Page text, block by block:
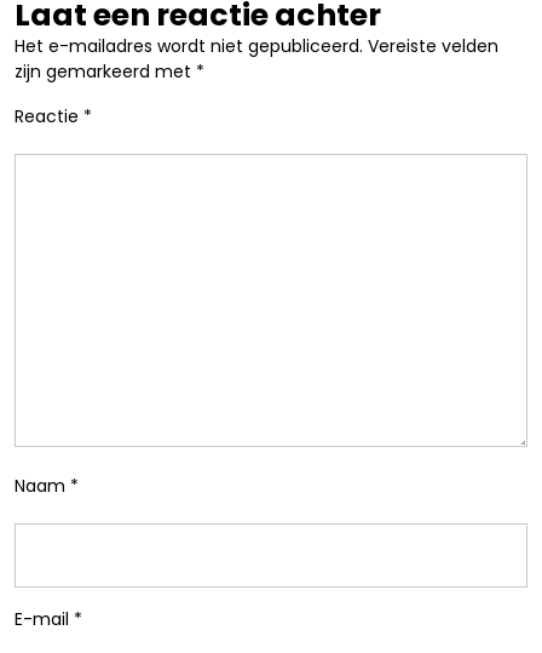
Laat een reactie achter
Het e-mailadres wordt niet gepubliceerd. Vereiste velden
zijn gemarkeerd met *
Reactie *
Naam *
E-mail *